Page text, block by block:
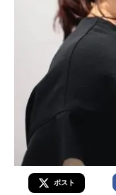
ポスト